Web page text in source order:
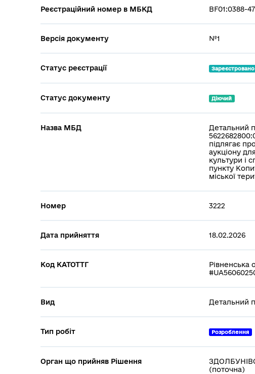
Реєстраційний номер в МБКД BF01:0388-
Версія документу №1
Статус реєстрації
Статус документу Діючий
Назва МБД
Детальний
підлягає
аукціону
культури і
пункту
міської
Номер 3222
Дата прийняття 18.02.2026
Код КАТОТТГ
Рівненська
Вид Детальний
Тип робіт Розроблення
Орган що прийняв Рішення
(поточна)